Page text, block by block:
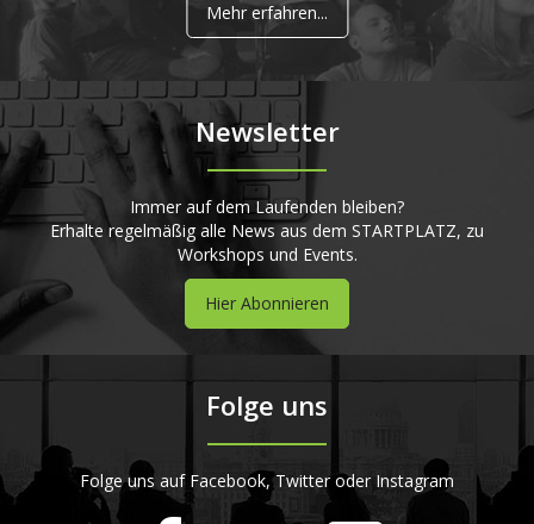
Mehr erfahren...
Newsletter
Immer auf dem Laufenden bleiben?
Erhalte regelmäßig alle News aus dem STARTPLATZ, zu
Workshops und Events.
Hier Abonnieren
Folge uns
Folge uns auf Facebook, Twitter oder Instagram